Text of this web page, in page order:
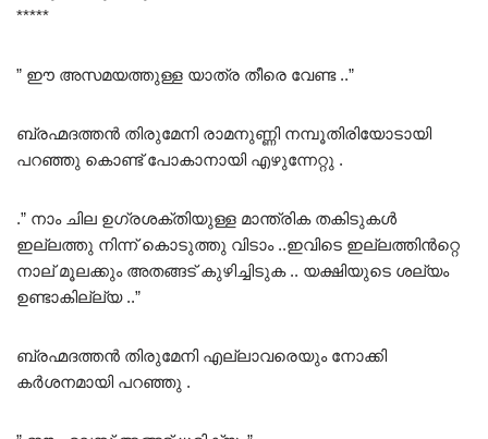
*****
” ഈ അസമയത്തുള്ള യാത്ര തീരെ വേണ്ട ..”
ബ്രഹ്മദത്തൻ തിരുമേനി രാമനുണ്ണി നമ്പൂതിരിയോടായി
പറഞ്ഞു കൊണ്ട് പോകാനായി എഴുന്നേറ്റു .
.” നാം ചില ഉഗ്രശക്തിയുള്ള മാന്ത്രിക തകിടുകൾ
ഇല്ലത്തു നിന്ന് കൊടുത്തു വിടാം ..ഇവിടെ ഇല്ലത്തിൻറ്റെ
നാല് മൂലക്കും അതങ്ങട് കുഴിച്ചിടുക .. യക്ഷിയുടെ ശല്യം
ഉണ്ടാകില്ല്യ ..”
ബ്രഹ്മദത്തൻ തിരുമേനി എല്ലാവരെയും നോക്കി
കർശനമായി പറഞ്ഞു .